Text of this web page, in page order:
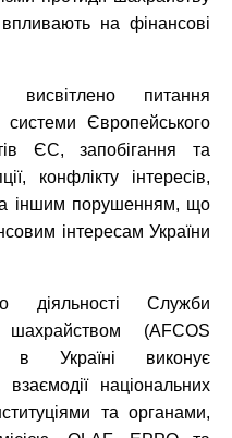
на фінансові
питання
системи Європейського
ЄС, запобігання та
конфлікту інтересів,
іншим порушенням, що
інтересам України
діяльності Служби
(AFCOS
в Україні виконує
національних
та органами,